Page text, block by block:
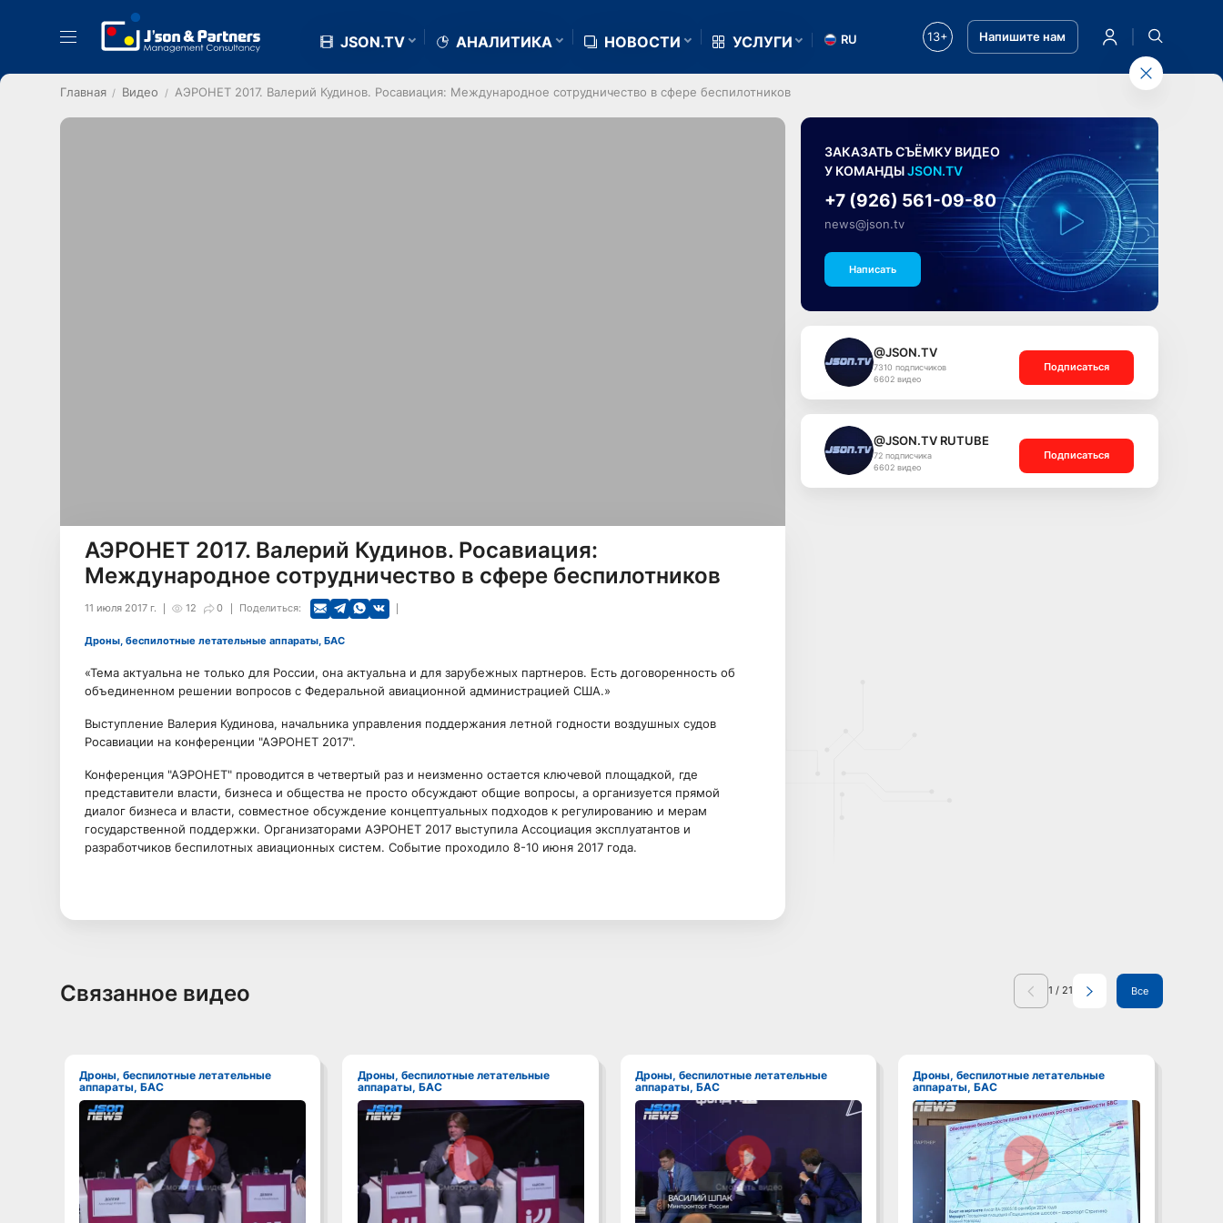
JSON.TV АНАЛИТИКА НОВОСТИ УСЛУГИ RU 13+ Напишите нам
Главная Видео АЭРОНЕТ 2017. Валерий Кудинов. Росавиация: Международное сотрудничество в сфере беспилотников
АЭРОНЕТ 2017. Валерий Кудинов. Росавиация:
Международное сотрудничество в сфере беспилотников
12 0
11 июля 2017 г. Поделиться:
Дроны, беспилотные летательные аппараты, БАС
«Тема актуальна не только для России, она актуальна и для зарубежных партнеров. Есть договоренность об
объединенном решении вопросов с Федеральной авиационной администрацией США.»
Выступление Валерия Кудинова, начальника управления поддержания летной годности воздушных судов
Росавиации на конференции "АЭРОНЕТ 2017".
Конференция "АЭРОНЕТ" проводится в четвертый раз и неизменно остается ключевой площадкой, где
представители власти, бизнеса и общества не просто обсуждают общие вопросы, а организуется прямой
диалог бизнеса и власти, совместное обсуждение концептуальных подходов к регулированию и мерам
государственной поддержки. Организаторами АЭРОНЕТ 2017 выступила Ассоциация эксплуатантов и
разработчиков беспилотных авиационных систем. Событие проходило 8-10 июня 2017 года.
ЗАКАЗАТЬ СЪЁМКУ ВИДЕО
У КОМАНДЫJSON.TV
+7 (926) 561-09-80
news@json.tv
Написать
@JSON.TV
7310 подписчиков
6602 видео
Подписаться
@JSON.TV RUTUBE
72 подписчика
6602 видео
Подписаться
Связанное видео 1 / 21 Все
Дроны, беспилотные летательные
аппараты, БАС
Смотреть видео
Дроны, беспилотные летательные
аппараты, БАС
Смотреть видео
Дроны, беспилотные летательные
аппараты, БАС
Смотреть видео
Дроны, беспилотные летательные
аппараты, БАС
Смотреть видео